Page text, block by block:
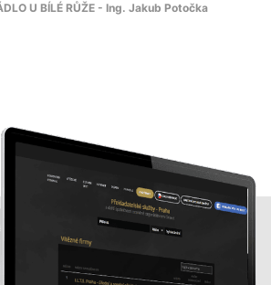
U BÍLÉ RŮŽE - Ing. Jakub Potočka